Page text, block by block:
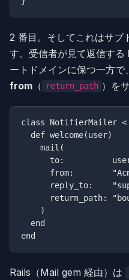
2 番目。そしてこれはサブ
す。受信者が見て返信する
ートドメインに保つ一方で、
from （ return_path ）を
class NotifierMailer <
  def welcome(user)
    mail(
to:
from:
reply_to:
return_path:
    )
  end
Rails（Mail gem 経由）は